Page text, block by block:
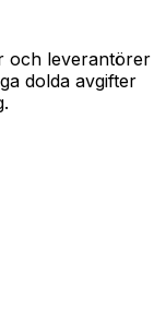
och leverantörer
dolda avgifter